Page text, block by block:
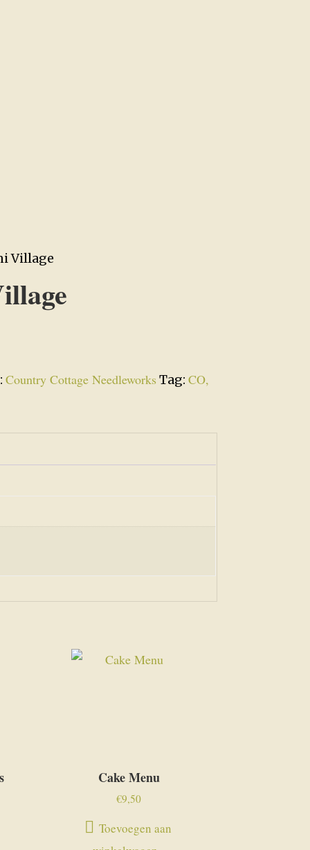
Village
Country Cottage Needleworks Tag: CO,
Cake Menu
€9,50
Toevoegen aan